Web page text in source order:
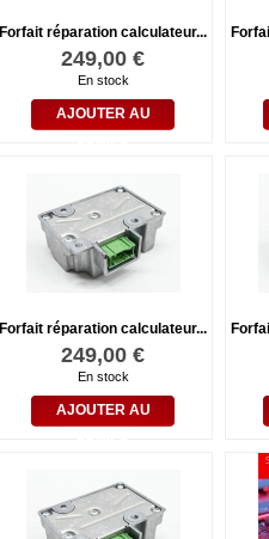
Forfait réparation calculateur...
249,00 €
En stock
AJOUTER AU
Forfait réparation calculateur...
249,00 €
En stock
AJOUTER AU